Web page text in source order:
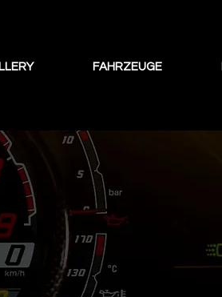
FAHRZEUGE